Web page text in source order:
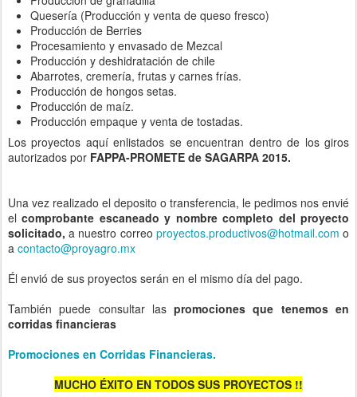
Quesería (Producción y venta de queso fresco)
Producción de Berries
Procesamiento y envasado de Mezcal
Producción y deshidratación de chile
Abarrotes, cremería, frutas y carnes frías.
Producción de hongos setas.
Producción de maíz.
Producción empaque y venta de tostadas.
Los proyectos aquí enlistados se encuentran dentro de los giros
autorizados por FAPPA-PROMETE de SAGARPA 2015.
Una vez realizado el deposito o transferencia, le pedimos nos envié
elcomprobante escaneado y nombre completo del proyecto
solicitado, a nuestro correo proyectos.productivos@hotmail.com o
a contacto@proyagro.mx
Él envió de sus proyectos serán en el mismo día del pago.
También puede consultar laspromociones que tenemos en
corridas financieras
Promociones en Corridas Financieras.
MUCHO ÉXITO EN TODOS SUS PROYECTOS !!